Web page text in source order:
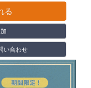
る
い合わせ